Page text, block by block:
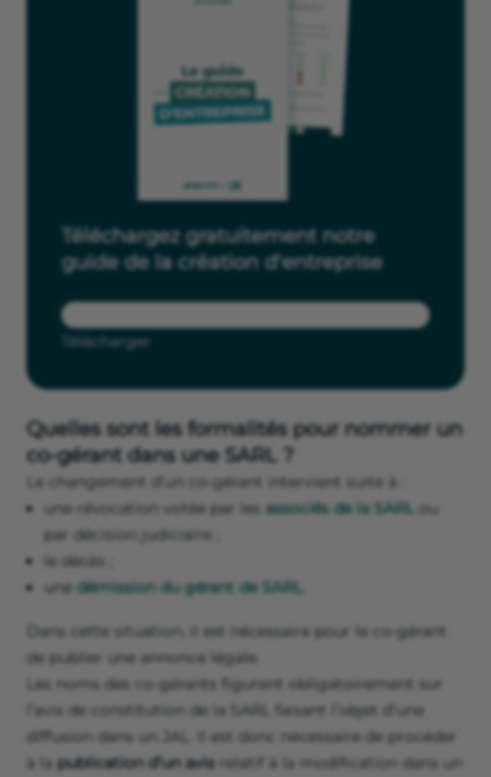
Téléchargez gratuitement notre
guide de la création d'entreprise
Télécharger
Quelles sont les formalités pour nommer un
co-gérant dans une SARL ?
Le changement d’un co-gérant intervient suite à :
une révocation votée par les associés de la SARL ou
par décision judiciaire ;
le décès ;
une démission du gérant de SARL
Dans cette situation, il est nécessaire pour le co-gérant
de publier une annonce légale.
Les noms des co-gérants figurent obligatoirement sur
l’avis de constitution de la SARL faisant l’objet d’une
diffusion dans un JAL. Il est donc nécessaire de procéder
à la publication d’un avis relatif à la modification dans un